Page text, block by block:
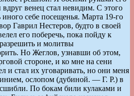
вдруг венец стал невидим. С этого
себе посещенья. Марта 19-го
Гаврил Нестеров, будто в своей
его поберечь, пока пойду к
и молитвы
Но Жеглов, узнавши об этом,
стороне, и ко мне на сени
и стал их уговаривать, но они меня
ослопом (дубиной. — Г. Р.) в
По бокам били кулаками и